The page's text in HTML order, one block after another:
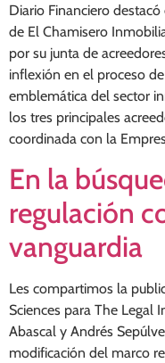
Diario Financiero
de El Chamisero
por su junta de
inflexión en el proceso
emblemática del sector
los tres principales
coordinada con la
En la
regulación
vanguardia
Les compartimos la
Sciences para The Legal
Abascal y Andrés
modificación del marco